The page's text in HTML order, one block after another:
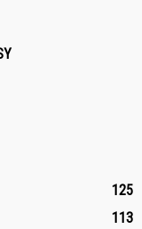
125
113